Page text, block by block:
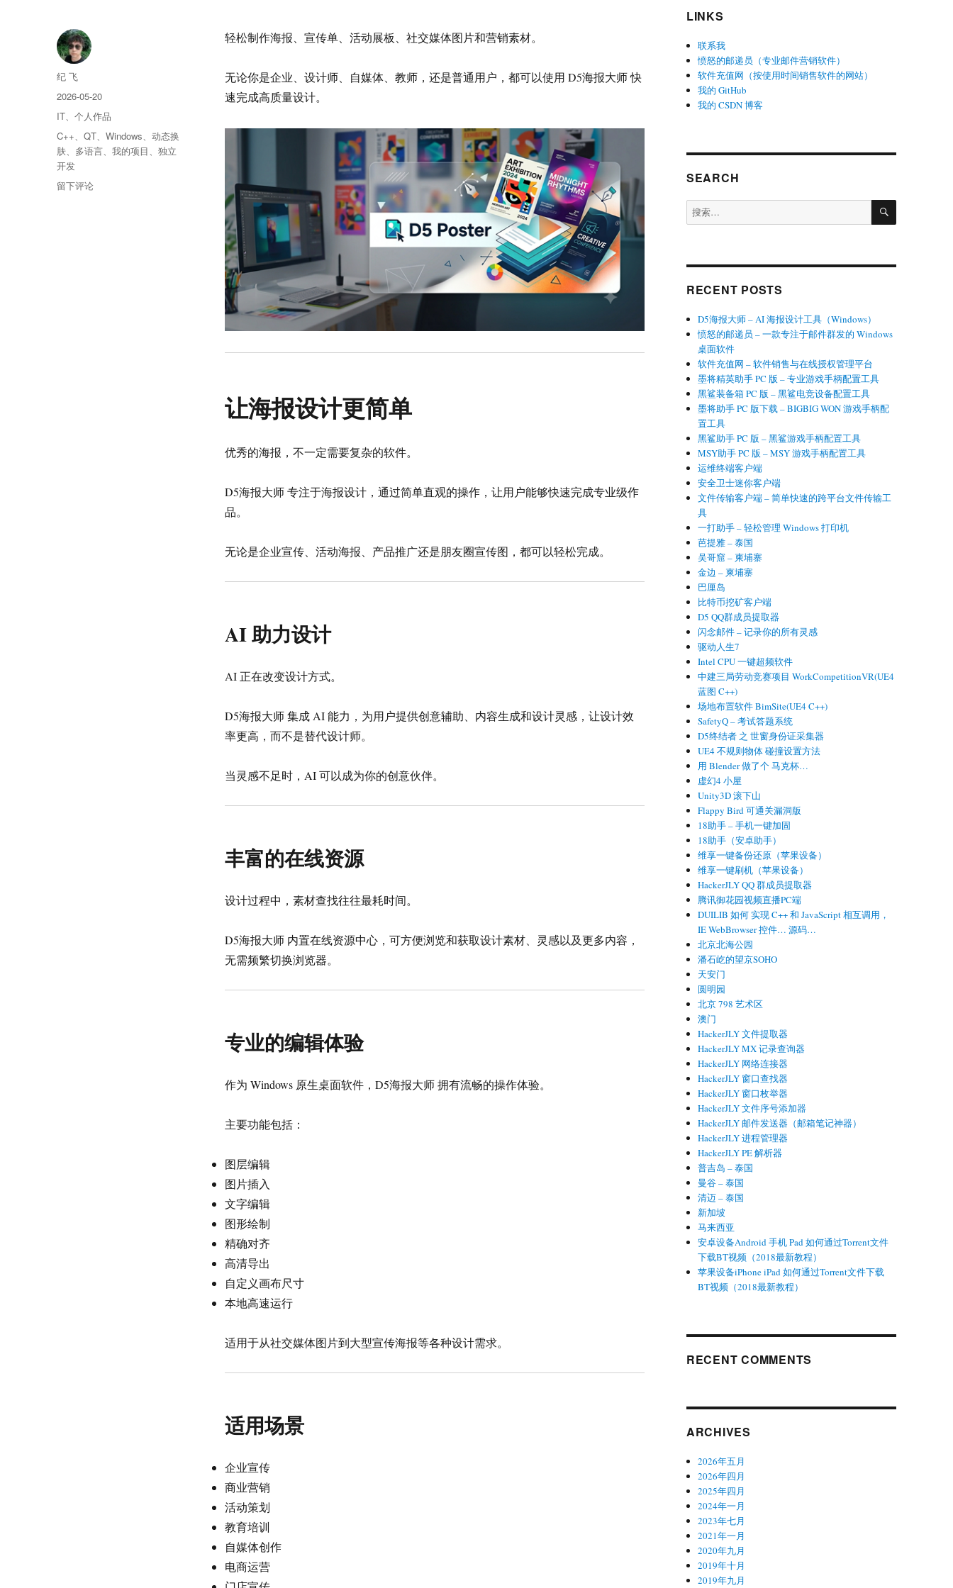
轻松制作海报、宣传单、活动展板、社交媒体图片和营销素材。
无论你是企业、设计师、自媒体、教师，还是普通用户，都可以使用 D5海报大师 快
速完成高质量设计。
让海报设计更简单
优秀的海报，不一定需要复杂的软件。
D5海报大师 专注于海报设计，通过简单直观的操作，让用户能够快速完成专业级作
品。
无论是企业宣传、活动海报、产品推广还是朋友圈宣传图，都可以轻松完成。
AI 助力设计
AI 正在改变设计方式。
D5海报大师 集成 AI 能力，为用户提供创意辅助、内容生成和设计灵感，让设计效
率更高，而不是替代设计师。
当灵感不足时，AI 可以成为你的创意伙伴。
丰富的在线资源
设计过程中，素材查找往往最耗时间。
D5海报大师 内置在线资源中心，可方便浏览和获取设计素材、灵感以及更多内容，
无需频繁切换浏览器。
专业的编辑体验
作为 Windows 原生桌面软件，D5海报大师 拥有流畅的操作体验。
主要功能包括：
图层编辑
图片插入
文字编辑
图形绘制
精确对齐
高清导出
自定义画布尺寸
本地高速运行
适用于从社交媒体图片到大型宣传海报等各种设计需求。
适用场景
企业宣传
商业营销
活动策划
教育培训
自媒体创作
电商运营
作
者
纪 飞
发
布
2026-05-20
分
类
IT、个人作品
标
签
C++、QT、Windows、动态换
肤、 多语言、我的项目、独立
开发
于
留下评论
LINKS
联系我
愤怒的邮递员（专业邮件营销软件）
软件充值网（按使用时间销售软件的网站）
我的 GitHub
我的 CSDN 博客
SEARCH
搜
索：
搜
RECENT POSTS
D5海报大师 – AI 海报设计工具（Windows）
愤怒的邮递员 – 一款专注于邮件群发的 Windows
桌面软件
软件充值网 – 软件销售与在线授权管理平台
墨将精英助手 PC 版 – 专业游戏手柄配置工具
黑鲨装备箱 PC 版 – 黑鲨电竞设备配置工具
墨将助手 PC 版下载 – BIGBIG WON 游戏手柄配
置工具
黑鲨助手 PC 版 – 黑鲨游戏手柄配置工具
MSY助手 PC 版 – MSY 游戏手柄配置工具
运维终端客户端
安全卫士迷你客户端
文件传输客户端 – 简单快速的跨平台文件传输工
具
一打助手 – 轻松管理 Windows 打印机
芭提雅 – 泰国
吴哥窟 – 柬埔寨
金边 – 柬埔寨
巴厘岛
比特币挖矿客户端
D5 QQ群成员提取器
闪念邮件 – 记录你的所有灵感
驱动人生7
Intel CPU 一键超频软件
中建三局劳动竞赛项目 WorkCompetitionVR(UE4
蓝图 C++)
场地布置软件 BimSite(UE4 C++)
SafetyQ – 考试答题系统
D5终结者 之 世窗身份证采集器
UE4 不规则物体 碰撞设置方法
用 Blender 做了个 马克杯…
虚幻4 小屋
Unity3D 滚下山
Flappy Bird 可通关漏洞版
18助手 – 手机一键加固
18助手（安卓助手）
维享一键备份还原（苹果设备）
维享一键刷机（苹果设备）
HackerJLY QQ 群成员提取器
腾讯御花园视频直播PC端
DUILIB 如何 实现 C++ 和 JavaScript 相互调用，
IE WebBrowser 控件… 源码…
北京北海公园
潘石屹的望京SOHO
天安门
圆明园
北京 798 艺术区
澳门
HackerJLY 文件提取器
HackerJLY MX 记录查询器
HackerJLY 网络连接器
HackerJLY 窗口查找器
HackerJLY 窗口枚举器
HackerJLY 文件序号添加器
HackerJLY 邮件发送器（邮箱笔记神器）
HackerJLY 进程管理器
HackerJLY PE 解析器
普吉岛 – 泰国
曼谷 – 泰国
清迈 – 泰国
新加坡
马来西亚
安卓设备Android 手机 Pad 如何通过Torrent文件
下载BT视频（2018最新教程）
苹果设备iPhone iPad 如何通过Torrent文件下载
BT视频（2018最新教程）
RECENT COMMENTS
ARCHIVES
2026年五月
2026年四月
2025年四月
2024年一月
2023年七月
2021年一月
2020年九月
2019年十月
2019年九月